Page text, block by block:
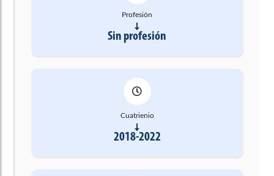
Profesión
Sin profesión
Cuatrienio
2018-2022